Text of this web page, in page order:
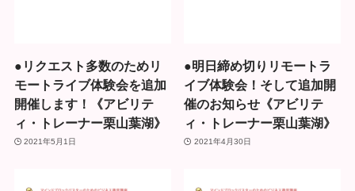
●リクエスト多数のためリ
モートライブ体験会を追加
開催します！《アビリテ
ィ・トレーナー栗山葉湖》
2021年5月1日
●明日締め切りリモートラ
イブ体験会！そして追加開
催のお知らせ《アビリテ
ィ・トレーナー栗山葉湖》
2021年4月30日